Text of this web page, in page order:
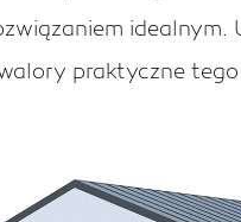
idealnym.
praktyczne